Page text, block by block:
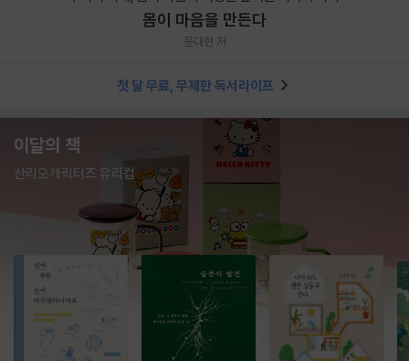
몸이 마음을 만든다
윤대현 저
첫 달 무료, 무제한 독서라이프
이달의 책
산리오캐릭터즈 유리컵